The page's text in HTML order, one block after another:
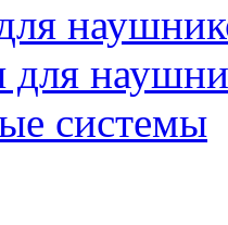
для
системы